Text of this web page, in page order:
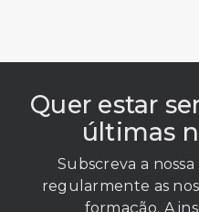
Quer estar
últimas
Subscreva a
regularmente as
formação. A